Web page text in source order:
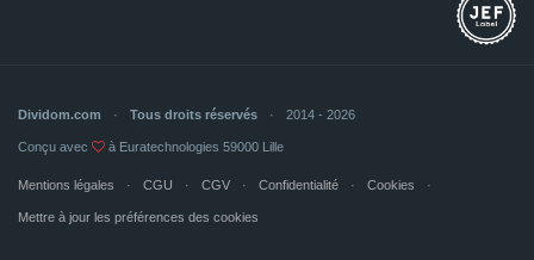
Dividom.com Tous droits réservés 2014 - 2026
Conçu avec à Euratechnologies 59000 Lille
Mentions légales CGU CGV Confidentialité Cookies
Mettre à jour les préférences des cookies